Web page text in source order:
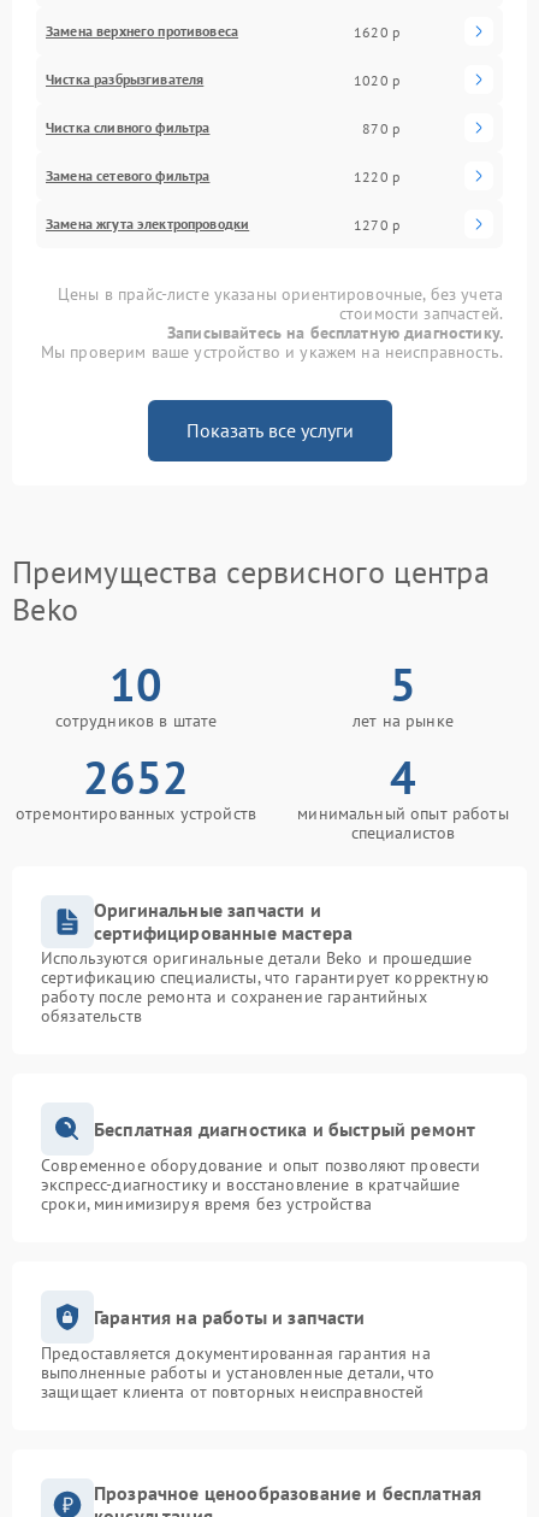
Замена верхнего противовеса 1620 р
Чистка разбрызгивателя 1020 р
Чистка сливного фильтра 870 р
Замена сетевого фильтра 1220 р
Замена жгута электропроводки 1270 р
Цены в прайс-листе указаны ориентировочные, без учета
стоимости запчастей.
Записывайтесь на бесплатную диагностику.
Мы проверим ваше устройство и укажем на неисправность.
Показать все услуги
Преимущества сервисного центра
Beko
10
сотрудников в штате
5
лет на рынке
2652
отремонтированных устройств
4
минимальный опыт работы
специалистов
Оригинальные запчасти и
сертифицированные мастера
Используются оригинальные детали Beko и прошедшие
сертификацию специалисты, что гарантирует корректную
работу после ремонта и сохранение гарантийных
обязательств
Бесплатная диагностика и быстрый ремонт
Современное оборудование и опыт позволяют провести
экспресс-диагностику и восстановление в кратчайшие
сроки, минимизируя время без устройства
Гарантия на работы и запчасти
Предоставляется документированная гарантия на
выполненные работы и установленные детали, что
защищает клиента от повторных неисправностей
Прозрачное ценообразование и бесплатная